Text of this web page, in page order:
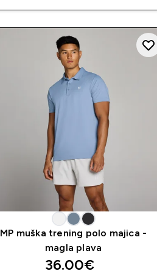
MP muška trening polo majica -
magla plava
36.00€‎